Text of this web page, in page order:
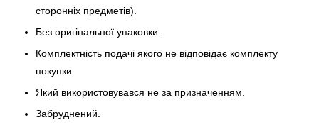
сторонніх предметів).
Без оригінальної упаковки.
Комплектність подачі якого не відповідає комплекту
покупки.
Який використовувався не за призначенням.
Забруднений.